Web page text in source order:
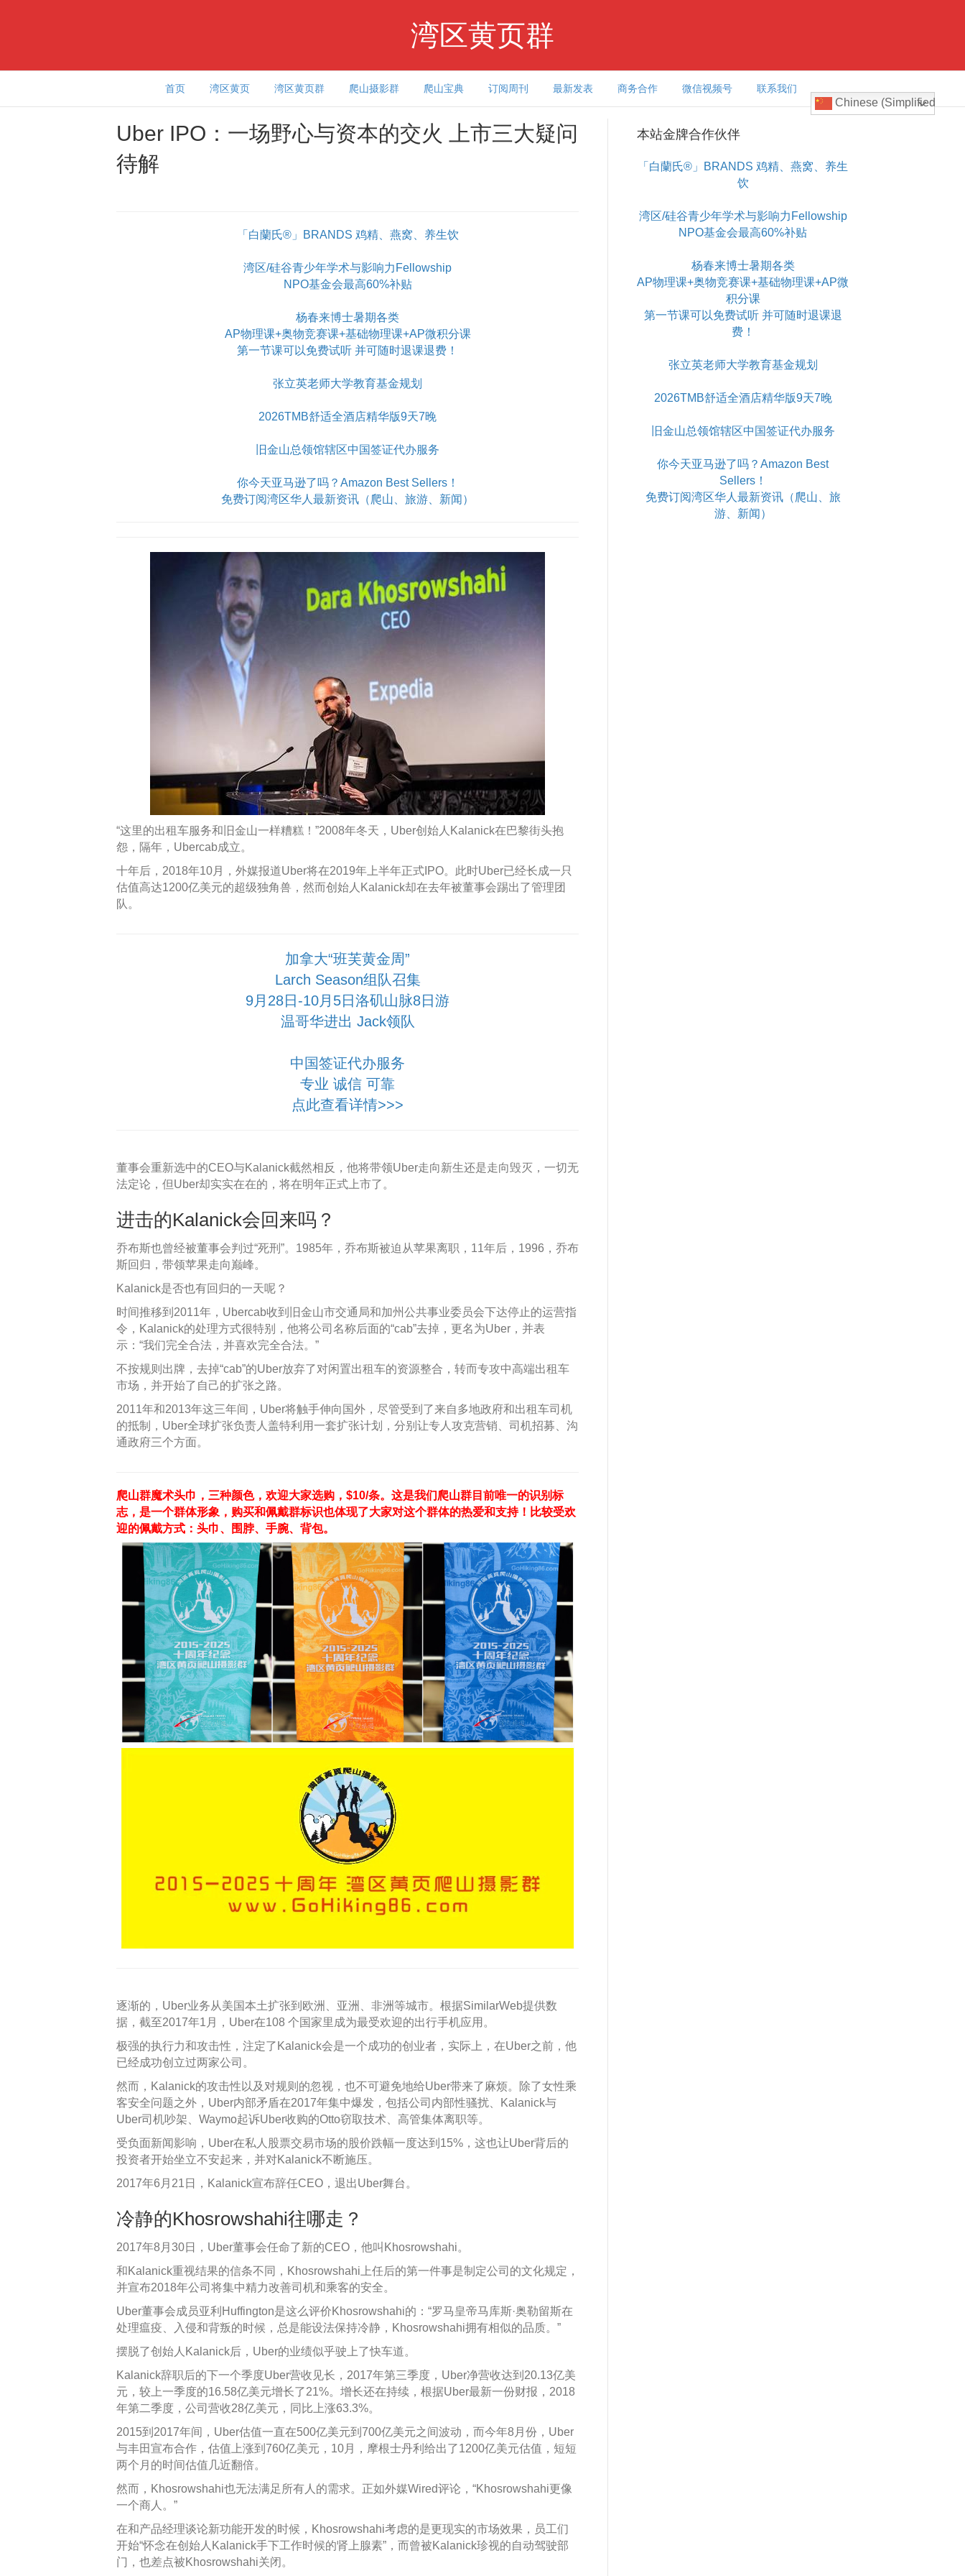
湾区黄页群
首页 湾区黄页 湾区黄页群 爬山摄影群 爬山宝典 订阅周刊 最新发表 商务合作 微信视频号 联系我们
Chinese (Simplified)
Uber IPO：一场野心与资本的交火 上市三大疑问
待解
「白蘭氏®」BRANDS 鸡精、燕窝、养生饮
湾区/硅谷青少年学术与影响力Fellowship
NPO基金会最高60%补贴
杨春来博士暑期各类
AP物理课+奥物竞赛课+基础物理课+AP微积分课
第一节课可以免费试听 并可随时退课退费！
张立英老师大学教育基金规划
2026TMB舒适全酒店精华版9天7晚
旧金山总领馆辖区中国签证代办服务
你今天亚马逊了吗？Amazon Best Sellers！
免费订阅湾区华人最新资讯（爬山、旅游、新闻）
“这里的出租车服务和旧金山一样糟糕！”2008年冬天，Uber创始人Kalanick在巴黎街头抱
怨，隔年，Ubercab成立。
十年后，2018年10月，外媒报道Uber将在2019年上半年正式IPO。此时Uber已经长成一只
估值高达1200亿美元的超级独角兽，然而创始人Kalanick却在去年被董事会踢出了管理团
队。
加拿大“班芙黄金周”
Larch Season组队召集
9月28日-10月5日洛矶山脉8日游
温哥华进出 Jack领队
中国签证代办服务
专业 诚信 可靠
点此查看详情>>>
董事会重新选中的CEO与Kalanick截然相反，他将带领Uber走向新生还是走向毁灭，一切无
法定论，但Uber却实实在在的，将在明年正式上市了。
进击的Kalanick会回来吗？
乔布斯也曾经被董事会判过“死刑”。1985年，乔布斯被迫从苹果离职，11年后，1996，乔布
斯回归，带领苹果走向巅峰。
Kalanick是否也有回归的一天呢？
时间推移到2011年，Ubercab收到旧金山市交通局和加州公共事业委员会下达停止的运营指
令，Kalanick的处理方式很特别，他将公司名称后面的“cab”去掉，更名为Uber，并表
示：“我们完全合法，并喜欢完全合法。”
不按规则出牌，去掉“cab”的Uber放弃了对闲置出租车的资源整合，转而专攻中高端出租车
市场，并开始了自己的扩张之路。
2011年和2013年这三年间，Uber将触手伸向国外，尽管受到了来自多地政府和出租车司机
的抵制，Uber全球扩张负责人盖特利用一套扩张计划，分别让专人攻克营销、司机招募、沟
通政府三个方面。
爬山群魔术头巾，三种颜色，欢迎大家选购，$10/条。这是我们爬山群目前唯一的识别标
志，是一个群体形象，购买和佩戴群标识也体现了大家对这个群体的热爱和支持！比较受欢
迎的佩戴方式：头巾、围脖、手腕、背包。
逐渐的，Uber业务从美国本土扩张到欧洲、亚洲、非洲等城市。根据SimilarWeb提供数
据，截至2017年1月，Uber在108 个国家里成为最受欢迎的出行手机应用。
极强的执行力和攻击性，注定了Kalanick会是一个成功的创业者，实际上，在Uber之前，他
已经成功创立过两家公司。
然而，Kalanick的攻击性以及对规则的忽视，也不可避免地给Uber带来了麻烦。除了女性乘
客安全问题之外，Uber内部矛盾在2017年集中爆发，包括公司内部性骚扰、Kalanick与
Uber司机吵架、Waymo起诉Uber收购的Otto窃取技术、高管集体离职等。
受负面新闻影响，Uber在私人股票交易市场的股价跌幅一度达到15%，这也让Uber背后的
投资者开始坐立不安起来，并对Kalanick不断施压。
2017年6月21日，Kalanick宣布辞任CEO，退出Uber舞台。
冷静的Khosrowshahi往哪走？
2017年8月30日，Uber董事会任命了新的CEO，他叫Khosrowshahi。
和Kalanick重视结果的信条不同，Khosrowshahi上任后的第一件事是制定公司的文化规定，
并宣布2018年公司将集中精力改善司机和乘客的安全。
Uber董事会成员亚利Huffington是这么评价Khosrowshahi的：“罗马皇帝马库斯·奥勒留斯在
处理瘟疫、入侵和背叛的时候，总是能设法保持冷静，Khosrowshahi拥有相似的品质。”
摆脱了创始人Kalanick后，Uber的业绩似乎驶上了快车道。
Kalanick辞职后的下一个季度Uber营收见长，2017年第三季度，Uber净营收达到20.13亿美
元，较上一季度的16.58亿美元增长了21%。增长还在持续，根据Uber最新一份财报，2018
年第二季度，公司营收28亿美元，同比上涨63.3%。
2015到2017年间，Uber估值一直在500亿美元到700亿美元之间波动，而今年8月份，Uber
与丰田宣布合作，估值上涨到760亿美元，10月，摩根士丹利给出了1200亿美元估值，短短
两个月的时间估值几近翻倍。
然而，Khosrowshahi也无法满足所有人的需求。正如外媒Wired评论，“Khosrowshahi更像
一个商人。”
在和产品经理谈论新功能开发的时候，Khosrowshahi考虑的是更现实的市场效果，员工们
开始“怀念在创始人Kalanick手下工作时候的肾上腺素”，而曾被Kalanick珍视的自动驾驶部
门，也差点被Khosrowshahi关闭。
本站金牌合作伙伴
「白蘭氏®」BRANDS 鸡精、燕窝、养生
饮
湾区/硅谷青少年学术与影响力Fellowship
NPO基金会最高60%补贴
杨春来博士暑期各类
AP物理课+奥物竞赛课+基础物理课+AP微
积分课
第一节课可以免费试听 并可随时退课退
费！
张立英老师大学教育基金规划
2026TMB舒适全酒店精华版9天7晚
旧金山总领馆辖区中国签证代办服务
你今天亚马逊了吗？Amazon Best
Sellers！
免费订阅湾区华人最新资讯（爬山、旅
游、新闻）